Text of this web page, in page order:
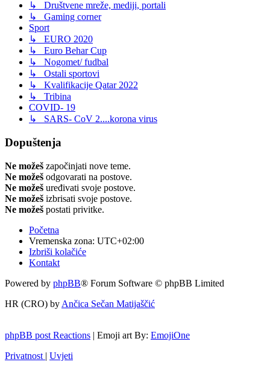
↳ Društvene mreže, mediji, portali
↳ Gaming corner
Sport
↳ EURO 2020
↳ Euro Behar Cup
↳ Nogomet/ fudbal
↳ Ostali sportovi
↳ Kvalifikacije Qatar 2022
↳ Tribina
COVID- 19
↳ SARS- CoV 2....korona virus
Dopuštenja
Ne možeš započinjati nove teme.
Ne možeš odgovarati na postove.
Ne možeš uređivati svoje postove.
Ne možeš izbrisati svoje postove.
Ne možeš postati privitke.
Početna
Vremenska zona: UTC+02:00
Izbriši kolačiće
Kontakt
Powered by phpBB® Forum Software © phpBB Limited
HR (CRO) by Ančica Sečan Matijaščić
phpBB post Reactions | Emoji art By: EmojiOne
Privatnost | Uvjeti